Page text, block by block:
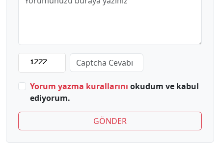
Yorum yazma kurallarını okudum ve kabul
ediyorum.
GÖNDER